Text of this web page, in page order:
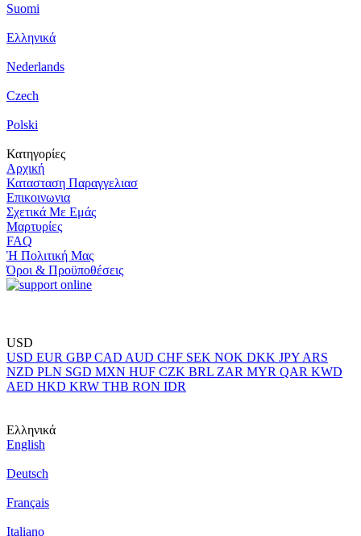
Suomi
Ελληνικά
Nederlands
Czech
Polski
Κατηγορίες
Αρχική
Κατασταση Παραγγελιασ
Επικοινωνια
Σχετικά Με Εμάς
Μαρτυρίες
FAQ
Ἡ Πολιτική Μας
Όροι & Προϋποθέσεις
USD
USD EUR GBP CAD AUD CHF SEK NOK DKK JPY ARS
NZD PLN SGD MXN HUF CZK BRL ZAR MYR QAR KWD
AED HKD KRW THB RON IDR
Ελληνικά
English
Deutsch
Français
Italiano